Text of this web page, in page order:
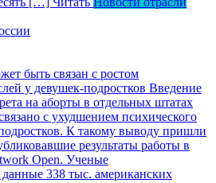
быть связан с ростом
у девушек-подростков Введение
на аборты в отдельных штатах
с ухудшением психического
К такому выводу пришли
результаты работы в
Open. Ученые
338 тыс. американских